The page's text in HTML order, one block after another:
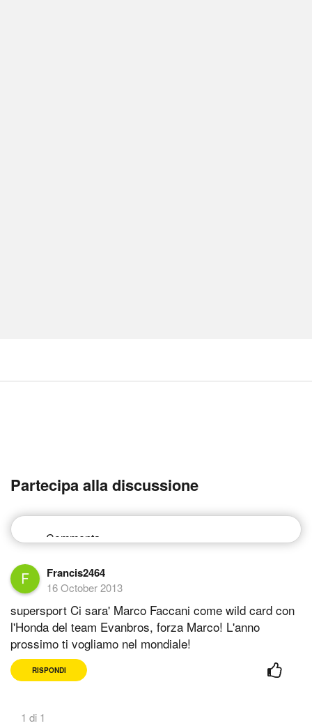
Partecipa alla discussione
Francis2464
16 October 2013
supersport Ci sara' Marco Faccani come wild card con
l'Honda del team Evanbros, forza Marco! L'anno
prossimo ti vogliamo nel mondiale!
RISPONDI
1 di 1